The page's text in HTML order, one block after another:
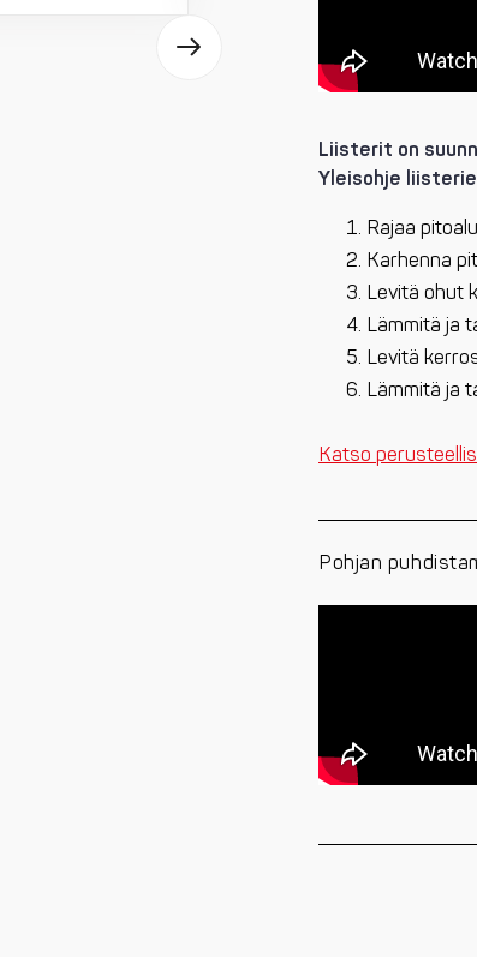
Liisterit on
Yleisohje
Rajaa
Karhenna
Levitä ohut
Lämmitä ja
Levitä
Lämmitä ja
Katso
Pohjan